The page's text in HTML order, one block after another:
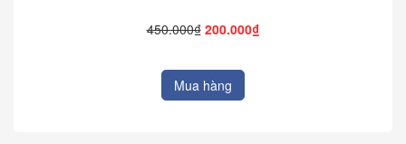
450.000₫ 200.000₫
Mua hàng